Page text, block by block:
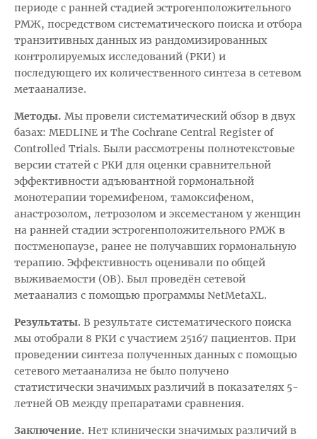
периоде с ранней стадией эстрогенположительного
РМЖ, посредством систематического поиска и отбора
транзитивных данных из рандомизированных
контролируемых исследований (РКИ) и
последующего их количественного синтеза в сетевом
метаанализе.
Методы. Мы провели систематический обзор в двух
базах: MEDLINE и The Cochrane Central Register of
Controlled Trials. Были рассмотрены полнотекстовые
версии статей с РКИ для оценки сравнительной
эффективности адъювантной гормональной
монотерапии торемифеном, тамоксифеном,
анастрозолом, летрозолом и эксеместаном у женщин
на ранней стадии эстрогенположительного РМЖ в
постменопаузе, ранее не получавших гормональную
терапию. Эффективность оценивали по общей
выживаемости (ОВ). Был проведён сетевой
метаанализ с помощью программы NetMetaXL.
Результаты. В результате систематического поиска
мы отобрали 8 РКИ с участием 25167 пациентов. При
проведении синтеза полученных данных с помощью
сетевого метаанализа не было получено
статистически значимых различий в показателях 5-
летней ОВ между препаратами сравнения.
Заключение. Нет клинически значимых различий в